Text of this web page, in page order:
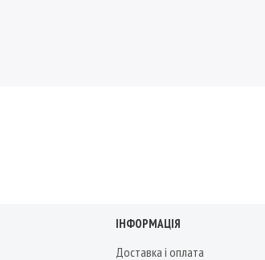
ІНФОРМАЦІЯ
Доставка і оплата